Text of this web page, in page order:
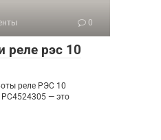
0
реле рэс 10
реле РЭС 10
— это